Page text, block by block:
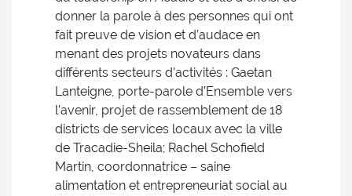
donner la parole à des personnes qui ont
fait preuve de vision et d’audace en
menant des projets novateurs dans
différents secteurs d’activités : Gaetan
Lanteigne, porte-parole d’Ensemble vers
l’avenir, projet de rassemblement de 18
districts de services locaux avec la ville
de Tracadie-Sheila; Rachel Schofield
Martin, coordonnatrice – saine
alimentation et entrepreneuriat social au